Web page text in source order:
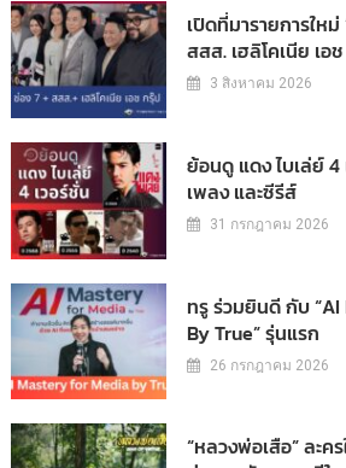
เปิดที่มารายการให
สสส. เฮลิโคเนีย เอ
3 สิงหาคม 2026
ย้อนดู แดง ไบเล่ย์
เพลง และซีรีส์
31 กรกฎาคม 2026
ทรู ร่วมยินดี กับ
By True” รุ่นแรก
26 กรกฎาคม 2026
“หลวงพ่อเสือ” ละค